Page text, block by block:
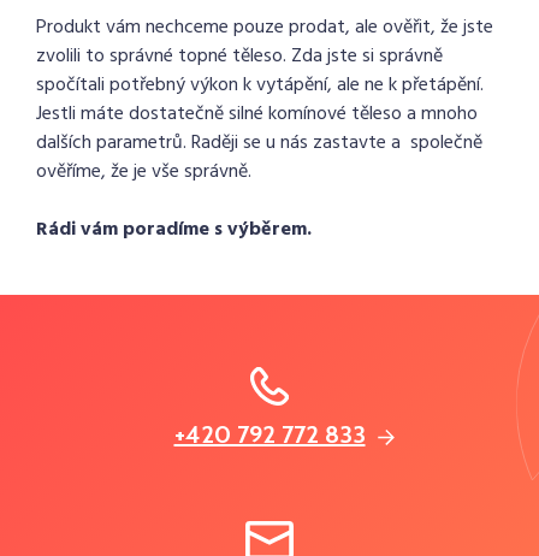
Produkt vám nechceme pouze prodat, ale ověřit, že jste
zvolili to správné topné těleso. Zda jste si správně
spočítali potřebný výkon k vytápění, ale ne k přetápění.
Jestli máte dostatečně silné komínové těleso a mnoho
dalších parametrů. Raději se u nás zastavte a společně
ověříme, že je vše správně.
Rádi vám poradíme s výběrem.
+420 792 772 833